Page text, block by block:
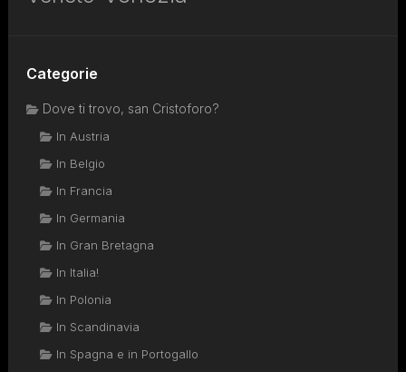
Categorie
Dove ti trovo, san Cristoforo?
In Austria
In Belgio
In Francia
In Germania
In Gran Bretagna
In Italia!
In Polonia
In Scandinavia
In Spagna e in Portogallo